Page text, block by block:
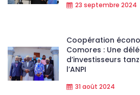
23 septembre 2024
31 août 2024
Coopération
Comores : Une
d’investisseurs
l’ANPI